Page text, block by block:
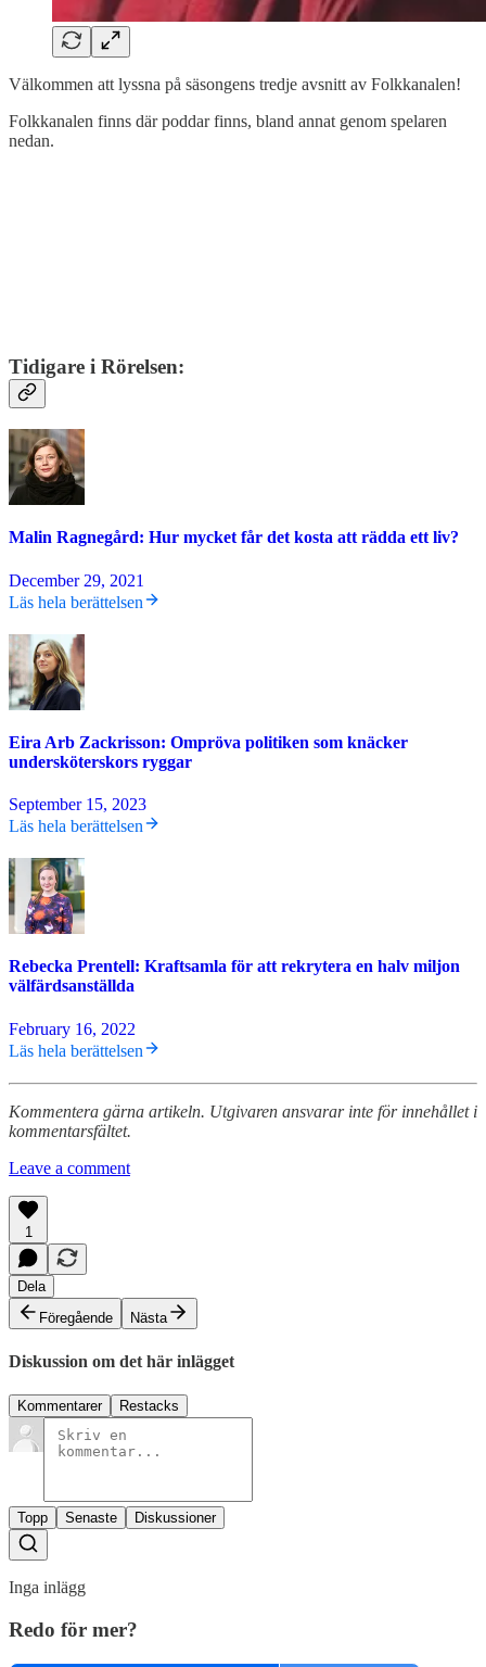
Välkommen att lyssna på säsongens tredje avsnitt av Folkkanalen!
Folkkanalen finns där poddar finns, bland annat genom spelaren
nedan.
Tidigare i Rörelsen:
Malin Ragnegård: Hur mycket får det kosta att rädda ett liv?
December 29, 2021
Läs hela berättelsen
Eira Arb Zackrisson: Ompröva politiken som knäcker
undersköterskors ryggar
September 15, 2023
Läs hela berättelsen
Rebecka Prentell: Kraftsamla för att rekrytera en halv miljon
välfärdsanställda
February 16, 2022
Läs hela berättelsen
Kommentera gärna artikeln. Utgivaren ansvarar inte för innehållet i
kommentarsfältet.
Leave a comment
1
Dela
Föregående
Nästa
Diskussion om det här inlägget
Kommentarer Restacks
Topp Senaste Diskussioner
Inga inlägg
Redo för mer?